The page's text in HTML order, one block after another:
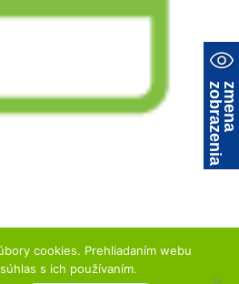
z
m
e
n
a
z
o
b
r
a
z
e
n
i
a
cookies. Prehliadaním webu
s ich používaním.